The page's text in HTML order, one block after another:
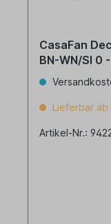
CasaFan
BN-WN/SI 0
Lieferbar ab
Artikel-Nr.: